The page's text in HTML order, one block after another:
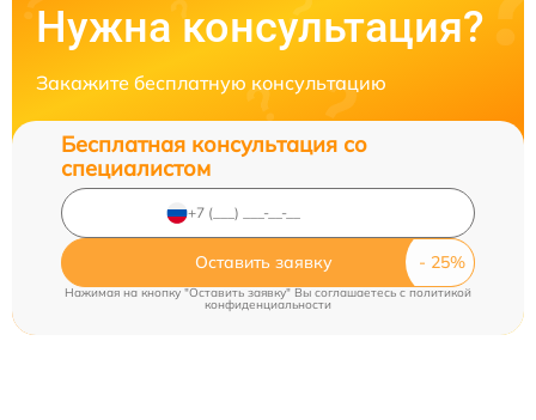
Нужна консультация?
Закажите бесплатную консультацию
Бесплатная консультация со
специалистом
Оставить заявку
Нажимая на кнопку "Оставить заявку" Вы соглашаетесь cполитикой
конфиденциальности